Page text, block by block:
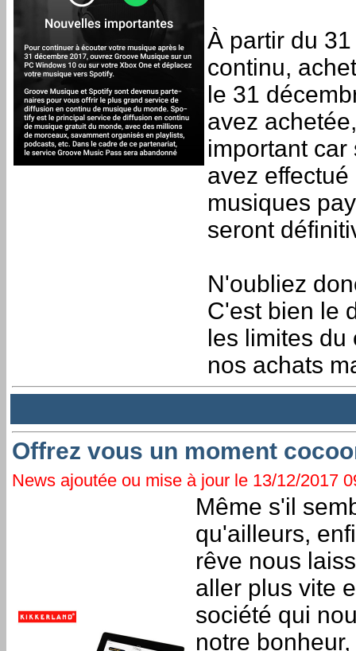
À partir du
continu,
le 31
avez
important
avez
musiques
seront
N'oubliez
C'est bien le
les limites du
nos achats
Offrez vous un moment
News ajoutée ou mise à jour le 13/12/2017
Même s'il
qu'ailleurs,
rêve nous
aller plus vite
société qui
notre